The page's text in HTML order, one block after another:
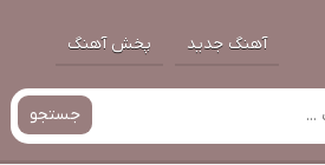
آهنگ جدید پخش آهنگ
جستجو